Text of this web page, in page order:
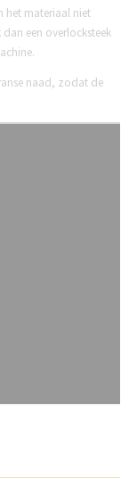
het materiaal niet
een overlocksteek
naad, zodat de